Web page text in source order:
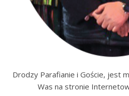
Drodzy Parafianie i Goście, jest
Was na stronie